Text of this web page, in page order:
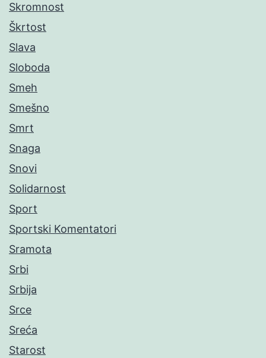
Skromnost
Škrtost
Slava
Sloboda
Smeh
Smešno
Smrt
Snaga
Snovi
Solidarnost
Sport
Sportski Komentatori
Sramota
Srbi
Srbija
Srce
Sreća
Starost